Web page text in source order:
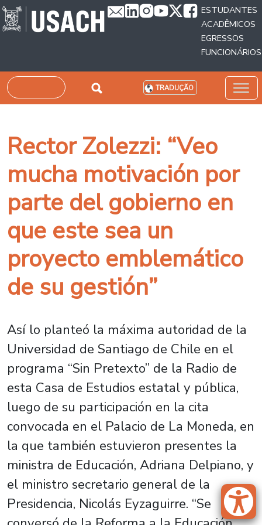
Passar para o conteúdo principal
ESTUDANTES
ACADÊMICOS
EGRESSOS
FUNCIONÁRIOS
Pesquisar TRADUÇÃO
Rector Zolezzi: “Veo
mucha motivación por
parte del gobierno en
que este sea un
proyecto emblemático
de su gestión”
Así lo planteó la máxima autoridad de la
Universidad de Santiago de Chile en el
programa “Sin Pretexto” de la Radio de
esta Casa de Estudios estatal y pública,
luego de su participación en la cita
convocada en el Palacio de La Moneda, en
la que también estuvieron presentes la
ministra de Educación, Adriana Delpiano, y
el ministro secretario general de la
Presidencia, Nicolás Eyzaguirre. “Se